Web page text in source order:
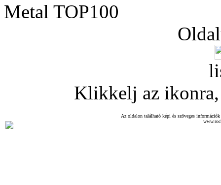
Metal TOP100
Klikkelj az ikonra,
Az oldalon található képi és szöveges információk